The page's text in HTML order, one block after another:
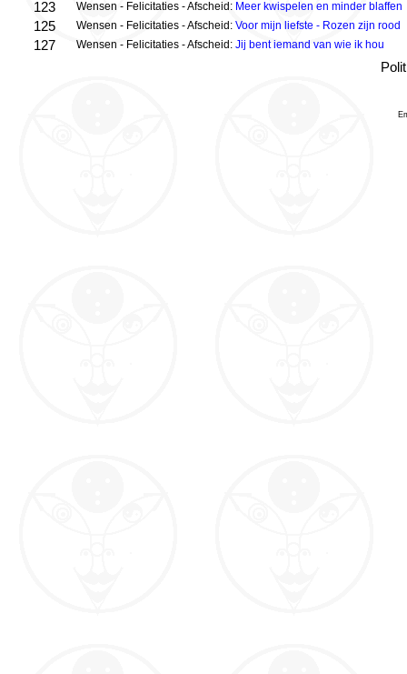
123 Wensen - Felicitaties - Afscheid: Meer kwispelen en minder blaffen
125 Wensen - Felicitaties - Afscheid: Voor mijn liefste - Rozen zijn rood
127 Wensen - Felicitaties - Afscheid: Jij bent iemand van wie ik hou